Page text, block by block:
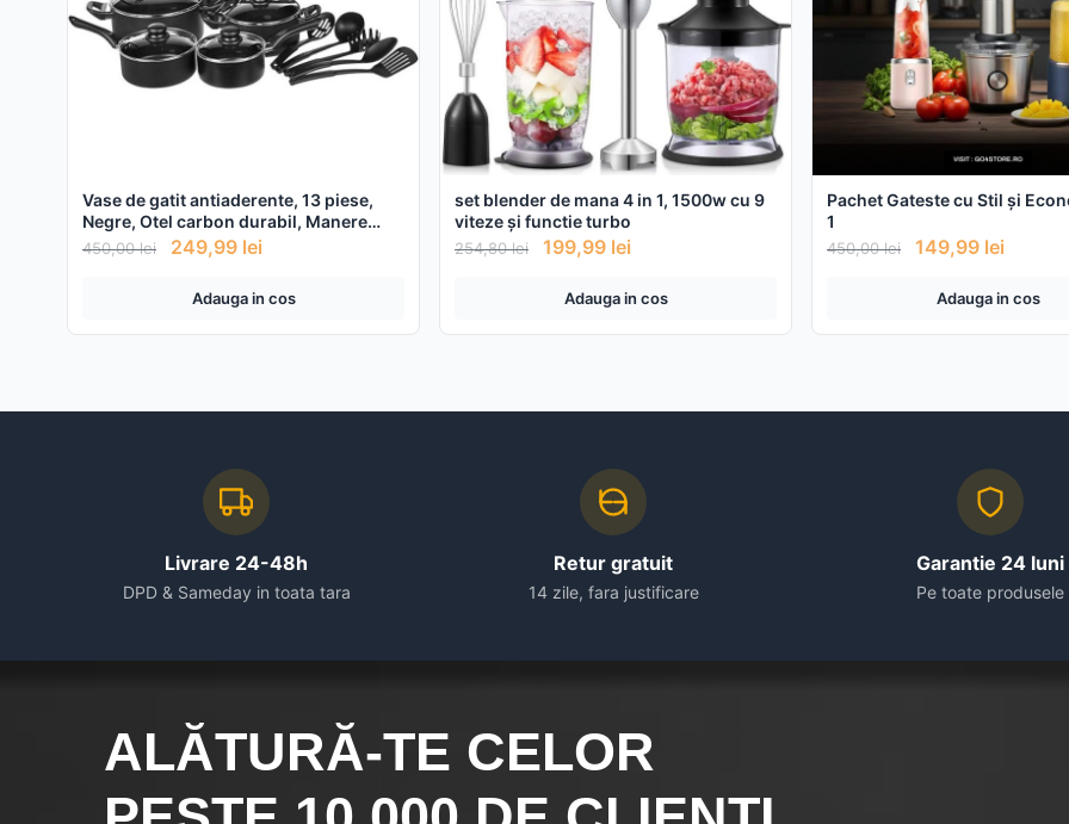
Vase de gatit antiaderente, 13 piese,
Negre, Otel carbon durabil, Manere
confortabile, Capac din sticla
450,00lei 249,99 lei
Adauga in cos
set blender de mana 4 in 1, 1500w cu 9
viteze și functie turbo
254,80lei 199,99 lei
Adauga in cos
Pachet Gateste cu Stil și
1
450,00lei 149,99 lei
Adauga in cos
Livrare 24-48h
DPD & Sameday in toata tara
Retur gratuit
14 zile, fara justificare
Garantie 24 luni
Pe toate produsele
ALĂTURĂ-TE CELOR